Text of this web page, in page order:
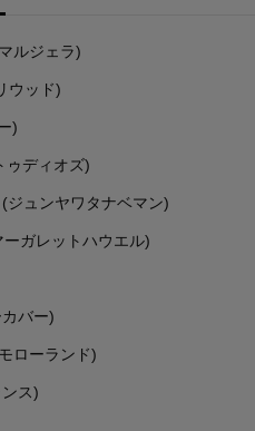
ルジェラ)
ウッド)
)
ゥディオズ)
(ジュンヤワタナベマン)
ーガレットハウエル)
バー)
ローランド)
ス)